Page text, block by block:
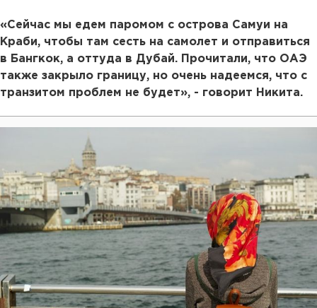
«Сейчас мы едем паромом с острова Самуи на
Краби, чтобы там сесть на самолет и отправиться
в Бангкок, а оттуда в Дубай. Прочитали, что ОАЭ
также закрыло границу, но очень надеемся, что с
транзитом проблем не будет», - говорит Никита.